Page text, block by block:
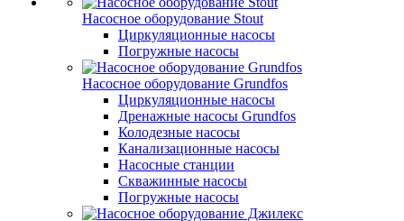
Насосное оборудование Stout
Циркуляционные насосы
Погружные насосы
Насосное оборудование Grundfos
Циркуляционные насосы
Дренажные насосы Grundfos
Колодезные насосы
Канализационные насосы
Насосные станции
Скважинные насосы
Погружные насосы